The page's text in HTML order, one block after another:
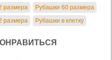
размера
Рубашки 60 размера
размера Рубашки в клетку